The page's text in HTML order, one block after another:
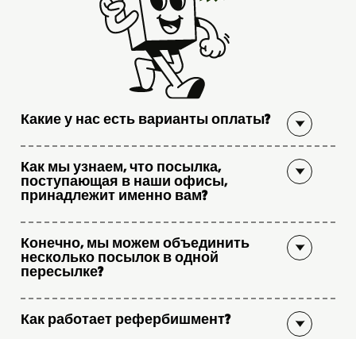
Какие у нас есть варианты оплаты?
Как мы узнаем, что посылка,
поступающая в наши офисы,
принадлежит именно вам?
Конечно, мы можем объединить
несколько посылок в одной
пересылке?
Как работает рефербишмент?